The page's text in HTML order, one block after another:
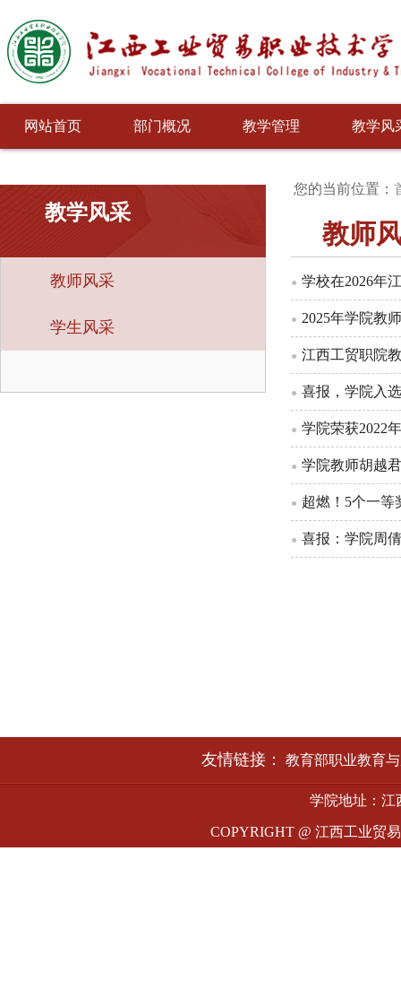
网站首页 部门概况 教学管理 教学风
教学风采
教师风采
学生风采
您的当前位置：
教师
● 学校在2026年
● 2025年学院教
● 江西工贸职院
● 喜报，学院入
● 学院荣获2022
● 学院教师胡越
● 超燃！5个一等
● 喜报：学院周
友情链接： 教育部职业教育
学院地址：江
COPYRIGHT @ 江西工业贸